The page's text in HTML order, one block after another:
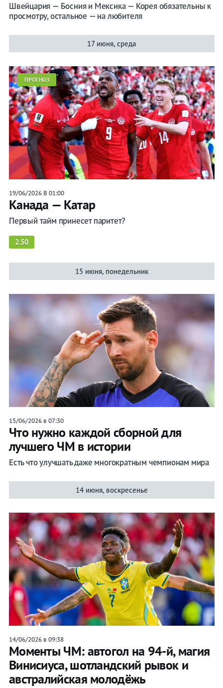
Швейцария — Босния и Мексика — Корея обязательны к
просмотру, остальное — на любителя
17 июня, среда
ПРОГНОЗ
19/06/2026 В 01:00
Канада — Катар
Первый тайм принесет паритет?
2.50
15 июня, понедельник
15/06/2026 в 07:30
Что нужно каждой сборной для
лучшего ЧМ в истории
Есть что улучшать даже многократным чемпионам мира
14 июня, воскресенье
14/06/2026 в 09:38
Моменты ЧМ: автогол на 94-й, магия
Винисиуса, шотландский рывок и
австралийская молодёжь